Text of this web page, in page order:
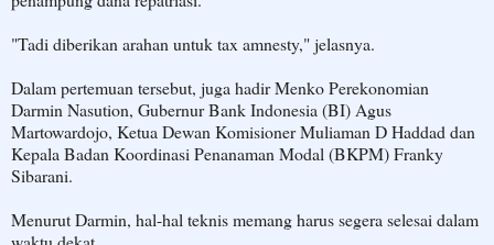
"Tadi diberikan arahan untuk tax amnesty," jelasnya.
Dalam pertemuan tersebut, juga hadir Menko Perekonomian
Darmin Nasution, Gubernur Bank Indonesia (BI) Agus
Martowardojo, Ketua Dewan Komisioner Muliaman D Haddad dan
Kepala Badan Koordinasi Penanaman Modal (BKPM) Franky
Sibarani.
Menurut Darmin, hal-hal teknis memang harus segera selesai dalam